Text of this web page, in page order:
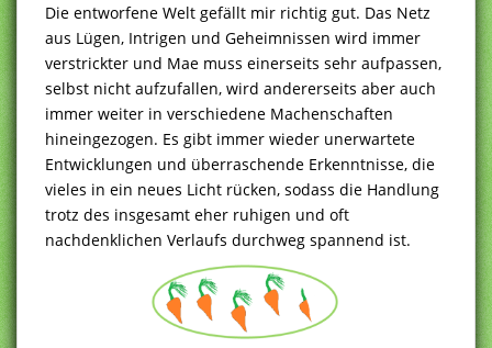
Die entworfene Welt gefällt mir richtig gut. Das Netz
aus Lügen, Intrigen und Geheimnissen wird immer
verstrickter und Mae muss einerseits sehr aufpassen,
selbst nicht aufzufallen, wird andererseits aber auch
immer weiter in verschiedene Machenschaften
hineingezogen. Es gibt immer wieder unerwartete
Entwicklungen und überraschende Erkenntnisse, die
vieles in ein neues Licht rücken, sodass die Handlung
trotz des insgesamt eher ruhigen und oft
nachdenklichen Verlaufs durchweg spannend ist.